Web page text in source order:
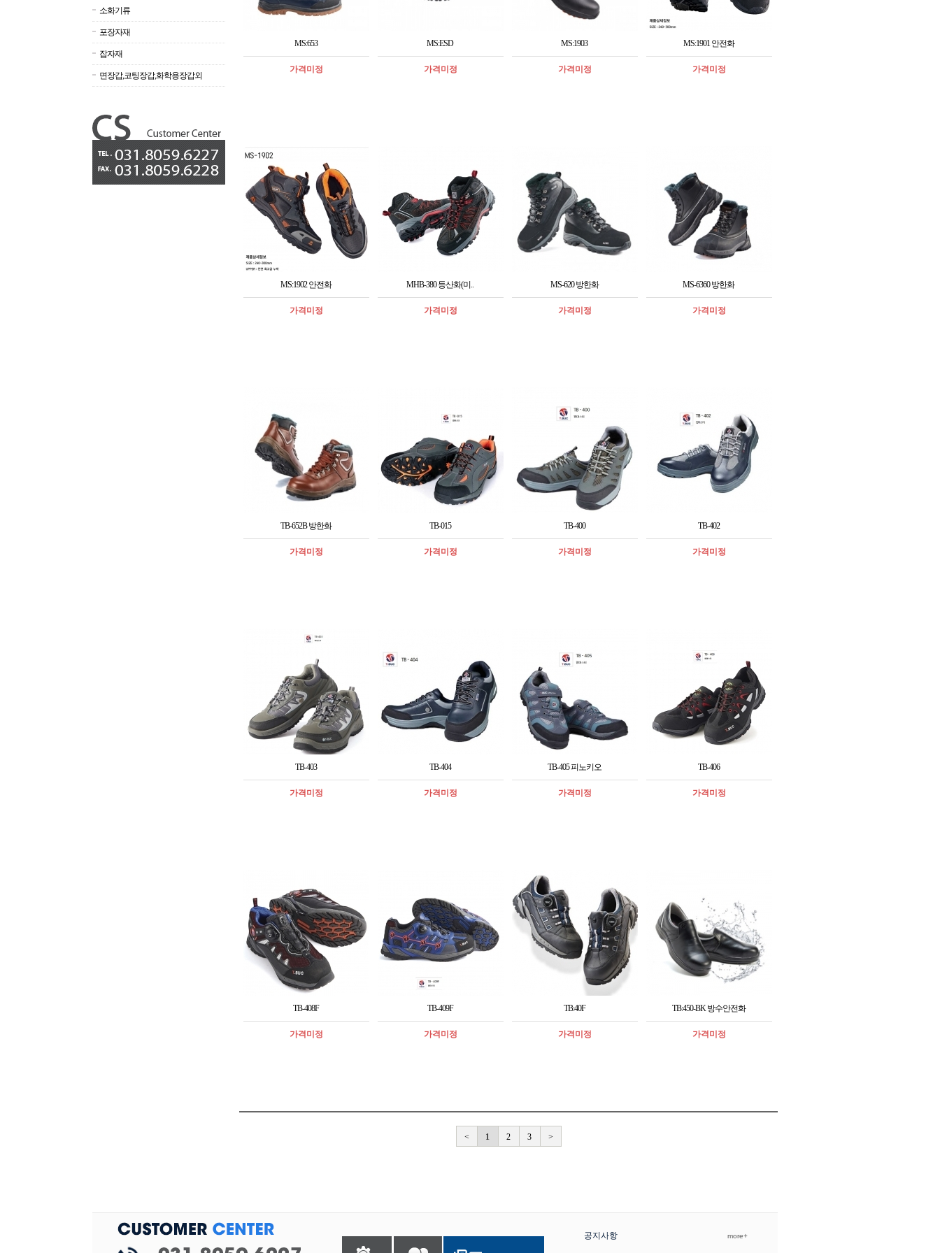
소화기류
포장자재
잡자재
면장갑,코팅장갑,화학용장갑외
MS:653
가격미정
MS:ESD
가격미정
MS:1903
가격미정
MS:1901 안전화
가격미정
MS:1902 안전화
가격미정
MHB-380 등산화(미..
가격미정
MS-620 방한화
가격미정
MS-6360 방한화
가격미정
TB-652B 방한화
가격미정
TB-015
가격미정
TB-400
가격미정
TB-402
가격미정
TB-403
가격미정
TB-404
가격미정
TB-405 피노키오
가격미정
TB-406
가격미정
TB-408F
가격미정
TB-409F
가격미정
TB:40F
가격미정
TB:450-BK 방수안전화
가격미정
< 1 2 3 >
공지사항 more+